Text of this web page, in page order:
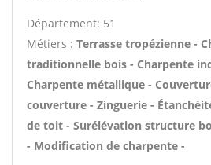
Département: 51
Métiers : Terrasse tropézienne -
traditionnelle bois - Charpente
Charpente métallique -
couverture - Zinguerie -
de toit - Surélévation structure
- Modification de charpente -